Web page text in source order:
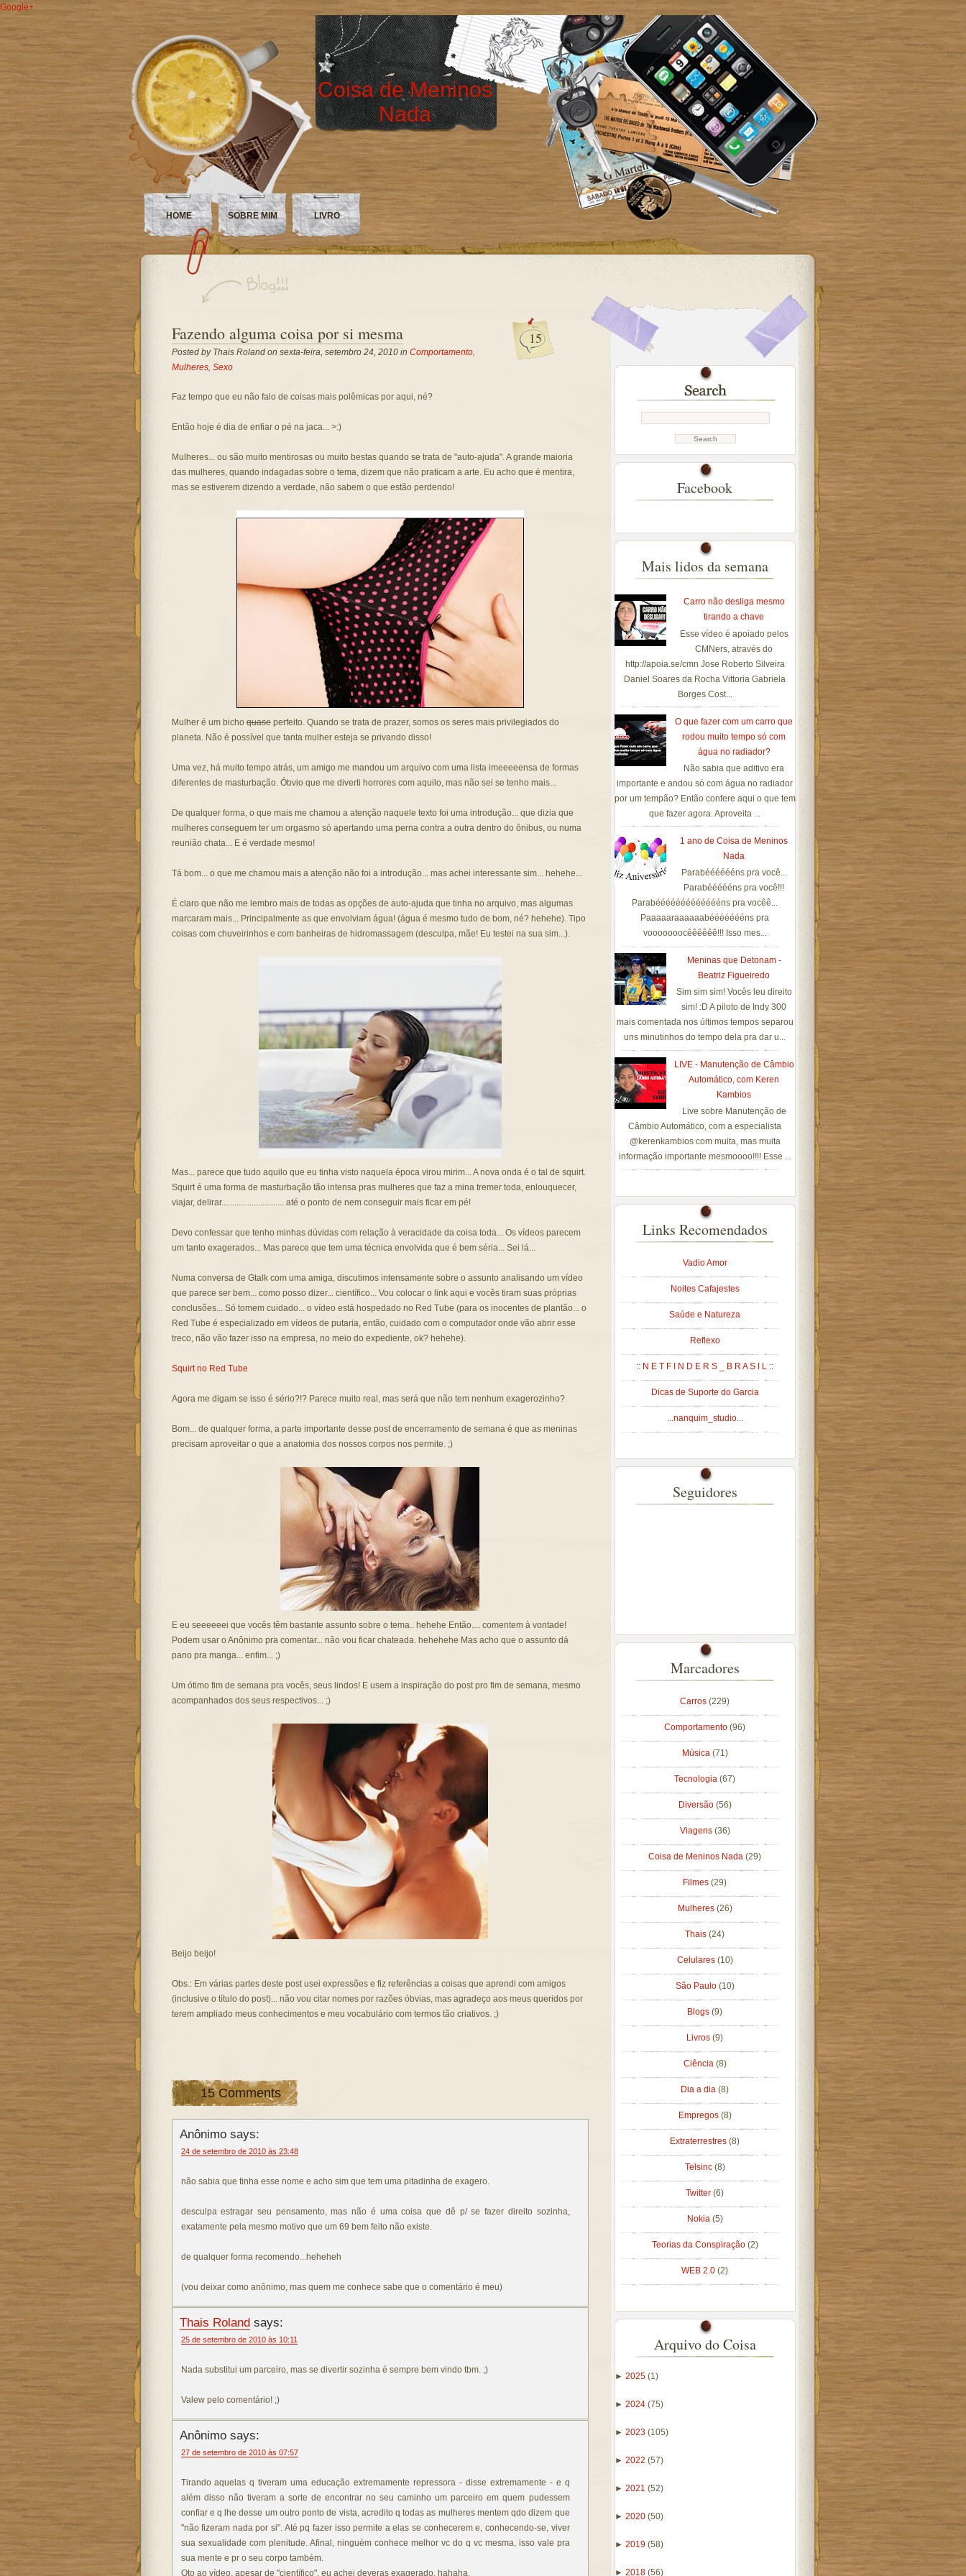
Google+
Coisa de Meninos
Nada
HOME SOBRE MIM LIVRO
15
Fazendo alguma coisa por si mesma
Posted by Thais Rolandon sexta-feira, setembro 24, 2010 in Comportamento,
Mulheres, Sexo
Faz tempo que eu não falo de coisas mais polêmicas por aqui, né?
Então hoje é dia de enfiar o pé na jaca... >:)
Mulheres... ou são muito mentirosas ou muito bestas quando se trata de "auto-ajuda". A grande maioria
das mulheres, quando indagadas sobre o tema, dizem que não praticam a arte. Eu acho que é mentira,
mas se estiverem dizendo a verdade, não sabem o que estão perdendo!
Mulher é um bichoquaseperfeito. Quando se trata de prazer, somos os seres mais privilegiados do
planeta. Não é possível que tanta mulher esteja se privando disso!
Uma vez, há muito tempo atrás, um amigo me mandou um arquivo com uma lista imeeeeensa de formas
diferentes de masturbação. Óbvio que me diverti horrores com aquilo, mas não sei se tenho mais...
De qualquer forma, o que mais me chamou a atenção naquele texto foi uma introdução... que dizia que
mulheres conseguem ter um orgasmo só apertando uma perna contra a outra dentro do ônibus, ou numa
reunião chata... E é verdade mesmo!
Tá bom... o que me chamou mais a atenção não foi a introdução... mas achei interessante sim... hehehe...
É claro que não me lembro mais de todas as opções de auto-ajuda que tinha no arquivo, mas algumas
marcaram mais... Principalmente as que envolviam água! (água é mesmo tudo de bom, né? hehehe). Tipo
coisas com chuveirinhos e com banheiras de hidromassagem (desculpa, mãe! Eu testei na sua sim...).
Mas... parece que tudo aquilo que eu tinha visto naquela época virou mirim... A nova onda é o tal de squirt.
Squirt é uma forma de masturbação tão intensa pras mulheres que faz a mina tremer toda, enlouquecer,
viajar, delirar............................. até o ponto de nem conseguir mais ficar em pé!
Devo confessar que tenho minhas dúvidas com relação à veracidade da coisa toda... Os vídeos parecem
um tanto exagerados... Mas parece que tem uma técnica envolvida que é bem séria... Sei lá...
Numa conversa de Gtalk com uma amiga, discutimos intensamente sobre o assunto analisando um vídeo
que parece ser bem... como posso dizer... científico... Vou colocar o link aqui e vocês tiram suas próprias
conclusões... Só tomem cuidado... o vídeo está hospedado no Red Tube (para os inocentes de plantão... o
Red Tube é especializado em vídeos de putaria, então, cuidado com o computador onde vão abrir esse
treco, não vão fazer isso na empresa, no meio do expediente, ok? hehehe).
Squirt no Red Tube
Agora me digam se isso é sério?!? Parece muito real, mas será que não tem nenhum exagerozinho?
Bom... de qualquer forma, a parte importante desse post de encerramento de semana é que as meninas
precisam aproveitar o que a anatomia dos nossos corpos nos permite. ;)
E eu seeeeeei que vocês têm bastante assunto sobre o tema.. hehehe Então.... comentem à vontade!
Podem usar o Anônimo pra comentar... não vou ficar chateada. hehehehe Mas acho que o assunto dá
pano pra manga... enfim... ;)
Um ótimo fim de semana pra vocês, seus lindos! E usem a inspiração do post pro fim de semana, mesmo
acompanhados dos seus respectivos... ;)
Beijo beijo!
Obs.: Em várias partes deste post usei expressões e fiz referências a coisas que aprendi com amigos
(inclusive o título do post)... não vou citar nomes por razões óbvias, mas agradeço aos meus queridos por
terem ampliado meus conhecimentos e meu vocabulário com termos tão criativos. ;)
15 Comments
Anônimo says:
24 de setembro de 2010 às 23:48
não sabia que tinha esse nome e acho sim que tem uma pitadinha de exagero.
desculpa estragar seu pensamento, mas não é uma coisa que dê p/ se fazer direito sozinha,
exatamente pela mesmo motivo que um 69 bem feito não existe.
de qualquer forma recomendo...heheheh
(vou deixar como anônimo, mas quem me conhece sabe que o comentário é meu)
Thais Rolandsays:
25 de setembro de 2010 às 10:11
Nada substitui um parceiro, mas se divertir sozinha é sempre bem vindo tbm. ;)
Valew pelo comentário! ;)
Anônimo says:
27 de setembro de 2010 às 07:57
Tirando aquelas q tiveram uma educação extremamente repressora - disse extremamente - e q
além disso não tiveram a sorte de encontrar no seu caminho um parceiro em quem pudessem
confiar e q lhe desse um outro ponto de vista, acredito q todas as mulheres mentem qdo dizem que
"não fizeram nada por si". Até pq fazer isso permite a elas se conhecerem e, conhecendo-se, viver
sua sexualidade com plenitude. Afinal, ninguém conhece melhor vc do q vc mesma, isso vale pra
sua mente e pr o seu corpo também.
Qto ao vídeo, apesar de "científico", eu achei deveras exagerado, hahaha.
Facebook
Mais lidos da semana
Carro não desliga mesmo
tirando a chave
Esse vídeo é apoiado pelos
CMNers, através do
http://apoia.se/cmn Jose Roberto Silveira
Daniel Soares da Rocha Vittoria Gabriela
Borges Cost...
O que fazer com um carro que
rodou muito tempo só com
água no radiador?
Não sabia que aditivo era
importante e andou só com água no radiador
por um tempão? Então confere aqui o que tem
que fazer agora. Aproveita ...
1 ano de Coisa de Meninos
Nada
Parabééééééns pra você...
Parabéééééns pra você!!!
Parabéééééééééééééns pra vocêê...
Paaaaaraaaaaabéééééééns pra
vooooooocêêêêêê!!! Isso mes...
Meninas que Detonam -
Beatriz Figueiredo
Sim sim sim! Vocês leu direito
sim! :D A piloto de Indy 300
mais comentada nos últimos tempos separou
uns minutinhos do tempo dela pra dar u...
LIVE - Manutenção de Câmbio
Automático, com Keren
Kambios
Live sobre Manutenção de
Câmbio Automático, com a especialista
@kerenkambios com muita, mas muita
informação importante mesmoooo!!!! Esse ...
Links Recomendados
Vadio Amor
Noites Cafajestes
Saúde e Natureza
Reflexo
:: N E T F I N D E R S _ B R A S I L ::
Dicas de Suporte do Garcia
...nanquim_studio...
Seguidores
Marcadores
Carros (229)
Comportamento (96)
Música (71)
Tecnologia (67)
Diversão (56)
Viagens (36)
Coisa de Meninos Nada (29)
Filmes (29)
Mulheres (26)
Thais (24)
Celulares (10)
São Paulo (10)
Blogs (9)
Livros (9)
Ciência (8)
Dia a dia (8)
Empregos (8)
Extraterrestres (8)
Telsinc (8)
Twitter (6)
Nokia (5)
Teorias da Conspiração (2)
WEB 2.0 (2)
Arquivo do Coisa
► 2025 (1)
► 2024 (75)
► 2023 (105)
► 2022 (57)
► 2021 (52)
► 2020 (50)
► 2019 (58)
► 2018 (56)